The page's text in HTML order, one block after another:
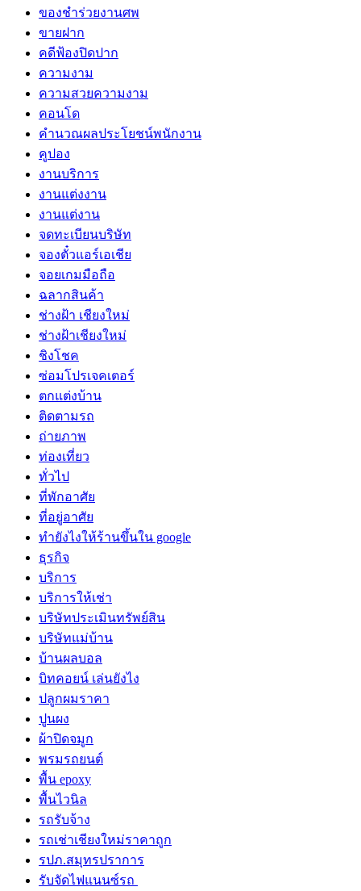
ของชำร่วยงานศพ
ขายฝาก
คดีฟ้องปิดปาก
ความงาม
ความสวยความงาม
คอนโด
คำนวณผลประโยชน์พนักงาน
คูปอง
งานบริการ
งานแต่งงาน
งานแต่งาน
จดทะเบียนบริษัท
จองตั๋วแอร์เอเชีย
จอยเกมมือถือ
ฉลากสินค้า
ช่างฝ้า เชียงใหม่
ช่างฝ้าเชียงใหม่
ชิงโชค
ซ่อมโปรเจคเตอร์
ตกแต่งบ้าน
ติดตามรถ
ถ่ายภาพ
ท่องเที่ยว
ทั่วไป
ที่พักอาศัย
ที่อยู่อาศัย
ทํายังไงให้ร้านขึ้นใน google
ธุรกิจ
บริการ
บริการให้เช่า
บริษัทประเมินทรัพย์สิน
บริษัทแม่บ้าน
บ้านผลบอล
บิทคอยน์ เล่นยังไง
ปลูกผมราคา
ปูนผง
ผ้าปิดจมูก
พรมรถยนต์
พื้น epoxy
พื้นไวนิล
รถรับจ้าง
รถเช่าเชียงใหม่ราคาถูก
รปภ.สมุทรปราการ
รับจัดไฟแนนซ์รถ